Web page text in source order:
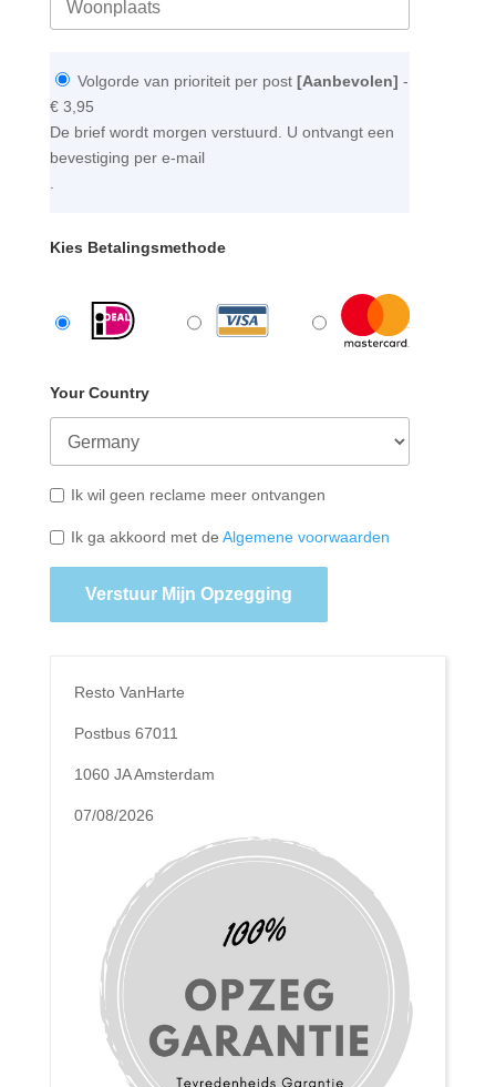
Volgorde van prioriteit per post [Aanbevolen] -
€ 3,95
De brief wordt morgen verstuurd. U ontvangt een
bevestiging per e-mail
.
Kies Betalingsmethode
Your Country
Ik wil geen reclame meer ontvangen
Ik ga akkoord met de Algemene voorwaarden
Verstuur Mijn Opzegging
Resto VanHarte
Postbus 67011
1060 JA Amsterdam
07/08/2026